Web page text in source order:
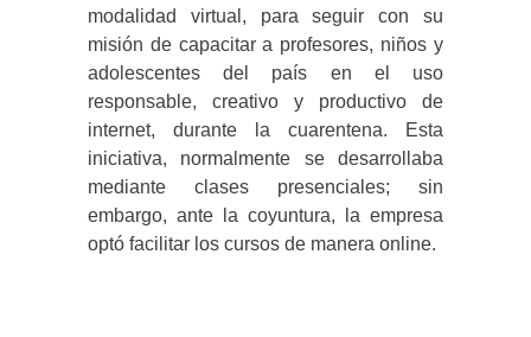
modalidad virtual, para seguir con su
misión de capacitar a profesores, niños y
adolescentes del país en el uso
responsable, creativo y productivo de
internet, durante la cuarentena. Esta
iniciativa, normalmente se desarrollaba
mediante clases presenciales; sin
embargo, ante la coyuntura, la empresa
optó facilitar los cursos de manera online.